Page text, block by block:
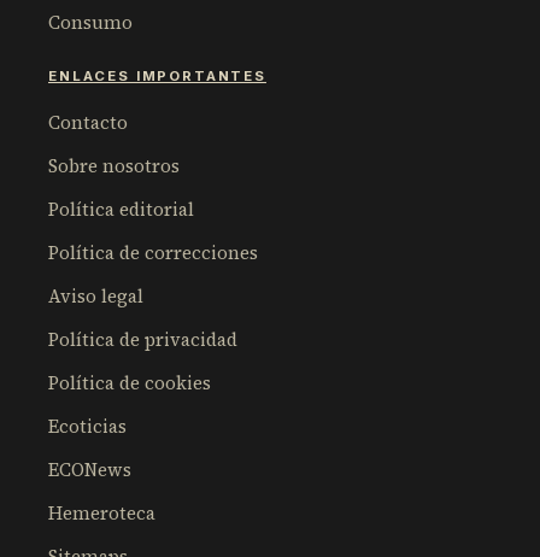
Consumo
ENLACES IMPORTANTES
Contacto
Sobre nosotros
Política editorial
Política de correcciones
Aviso legal
Política de privacidad
Política de cookies
Ecoticias
ECONews
Hemeroteca